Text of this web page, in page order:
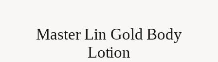
Master Lin Gold Body
Lotion